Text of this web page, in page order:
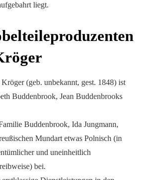
liegt.
(geb. unbekannt, gest. 1848) ist
Buddenbrook, Jean Buddenbrooks
Buddenbrook, Ida Jungmann,
Mundart etwas Polnisch (in
und uneinheitlich
bei.